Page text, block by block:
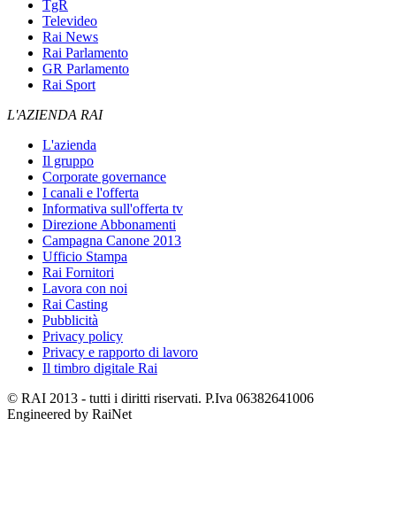
TgR
Televideo
Rai News
Rai Parlamento
GR Parlamento
Rai Sport
L'AZIENDA RAI
L'azienda
Il gruppo
Corporate governance
I canali e l'offerta
Informativa sull'offerta tv
Direzione Abbonamenti
Campagna Canone 2013
Ufficio Stampa
Rai Fornitori
Lavora con noi
Rai Casting
Pubblicità
Privacy policy
Privacy e rapporto di lavoro
Il timbro digitale Rai
© RAI 2013 - tutti i diritti riservati. P.Iva 06382641006
Engineered by RaiNet